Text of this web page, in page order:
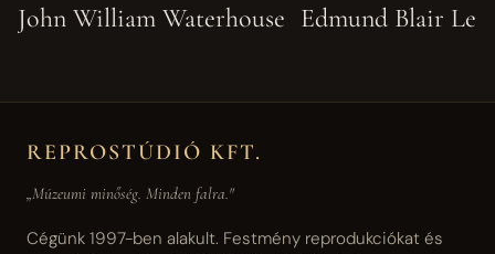
John William Waterhouse Edmund Blair
REPROSTÚDIÓ KFT.
„Múzeumi minőség. Minden falra."
Cégünk 1997-ben alakult. Festmény reprodukciókat és